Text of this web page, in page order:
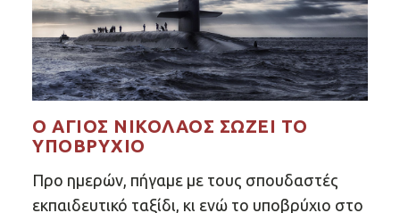
Ο ΆΓΙΟΣ ΝΙΚΌΛΑΟΣ ΣΏΖΕΙ ΤΟ
ΥΠΟΒΡΎΧΙΟ
Προ ημερών, πήγαμε με τους σπουδαστές
εκπαιδευτικό ταξίδι, κι ενώ το υποβρύχιο στο